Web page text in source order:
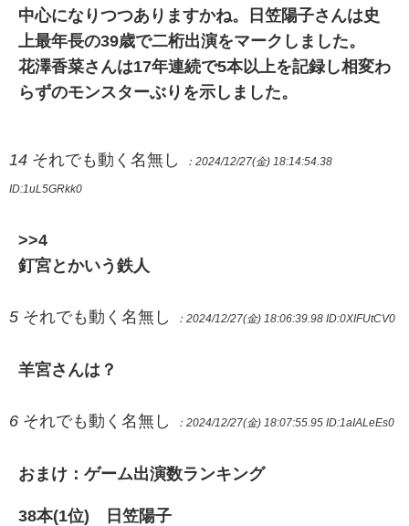
中心になりつつありますかね。日笠陽子さんは史
上最年長の39歳で二桁出演をマークしました。
花澤香菜さんは17年連続で5本以上を記録し相変わ
らずのモンスターぶりを示しました。
14 それでも動く名無し ：2024/12/27(金) 18:14:54.38
ID:1uL5GRkk0
>>4
釘宮とかいう鉄人
5 それでも動く名無し ：2024/12/27(金) 18:06:39.98 ID:0XIFUtCV0
羊宮さんは？
6 それでも動く名無し ：2024/12/27(金) 18:07:55.95 ID:1aIALeEs0
おまけ：ゲーム出演数ランキング
38本(1位) 日笠陽子